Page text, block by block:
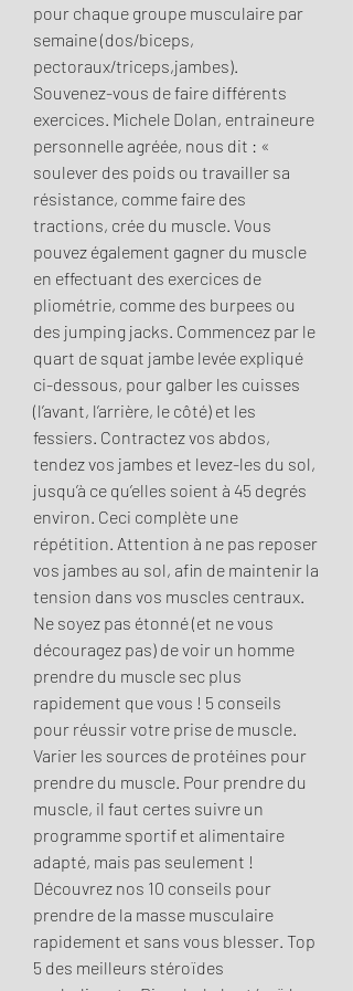
pour chaque groupe musculaire par
semaine (dos/biceps,
pectoraux/triceps,jambes).
Souvenez-vous de faire différents
exercices. Michele Dolan, entraineure
personnelle agréée, nous dit : «
soulever des poids ou travailler sa
résistance, comme faire des
tractions, crée du muscle. Vous
pouvez également gagner du muscle
en effectuant des exercices de
pliométrie, comme des burpees ou
des jumping jacks. Commencez par le
quart de squat jambe levée expliqué
ci-dessous, pour galber les cuisses
(l’avant, l’arrière, le côté) et les
fessiers. Contractez vos abdos,
tendez vos jambes et levez-les du sol,
jusqu’à ce qu’elles soient à 45 degrés
environ. Ceci complète une
répétition. Attention à ne pas reposer
vos jambes au sol, afin de maintenir la
tension dans vos muscles centraux.
Ne soyez pas étonné (et ne vous
découragez pas) de voir un homme
prendre du muscle sec plus
rapidement que vous ! 5 conseils
pour réussir votre prise de muscle.
Varier les sources de protéines pour
prendre du muscle. Pour prendre du
muscle, il faut certes suivre un
programme sportif et alimentaire
adapté, mais pas seulement !
Découvrez nos 10 conseils pour
prendre de la masse musculaire
rapidement et sans vous blesser. Top
5 des meilleurs stéroïdes